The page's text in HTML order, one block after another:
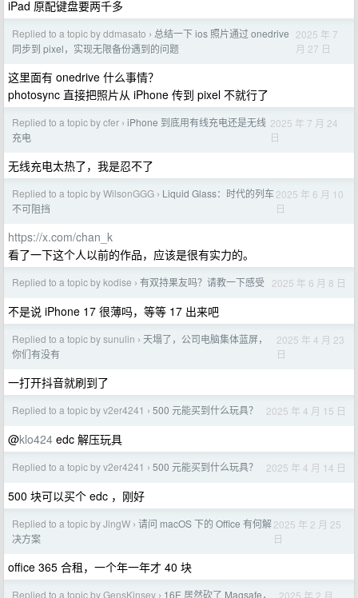
iPad 原配键盘要两千多
Replied to a topic by ddmasato › 总结一下 ios 照片通过 onedrive
同步到 pixel，实现无限备份遇到的问题
2025 年 7
月 27 日
这里面有 onedrive 什么事情？
photosync 直接把照片从 iPhone 传到 pixel 不就行了
Replied to a topic by cfer › iPhone 到底用有线充电还是无线
充电
2025 年 7 月 24
日
无线充电太热了，我是忍不了
Replied to a topic by WilsonGGG › Liquid Glass：时代的列车
不可阻挡
2025 年 6 月 10
日
https://x.com/chan_k
看了一下这个人以前的作品，应该是很有实力的。
Replied to a topic by kodise › 有双持果友吗？请教一下感受 2025 年 6 月 8 日
不是说 iPhone 17 很薄吗，等等 17 出来吧
Replied to a topic by sunulin › 天塌了，公司电脑集体蓝屏，
你们有没有
2025 年 4 月 23
日
一打开抖音就刷到了
Replied to a topic by v2er4241 › 500 元能买到什么玩具？ 2025 年 4 月 15 日
@klo424 edc 解压玩具
Replied to a topic by v2er4241 › 500 元能买到什么玩具？ 2025 年 4 月 14 日
500 块可以买个 edc ，刚好
Replied to a topic by JingW › 请问 macOS 下的 Office 有何解
决方案
2025 年 2 月 25
日
office 365 合租，一个年一年才 40 块
Replied to a topic by GensKinsey › 16E 居然砍了 Magsafe， 2025 年 2 月